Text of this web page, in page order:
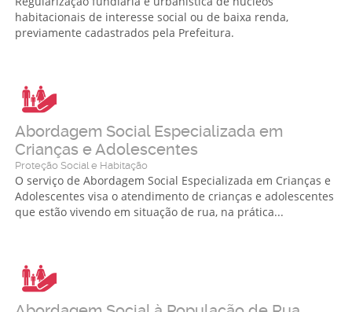
habitacionais de interesse social ou de baixa renda,
previamente cadastrados pela Prefeitura.
Abordagem Social Especializada em
Crianças e Adolescentes
Proteção Social e Habitação
O serviço de Abordagem Social Especializada em Crianças e
Adolescentes visa o atendimento de crianças e adolescentes
que estão vivendo em situação de rua, na prática...